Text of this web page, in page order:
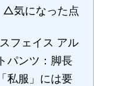
△気になった点
フェイス アル
パンツ：脚長
私服」には要